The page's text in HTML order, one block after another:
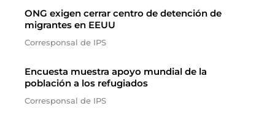
ONG exigen cerrar centro de detención de
migrantes en EEUU
Corresponsal de IPS
Encuesta muestra apoyo mundial de la
población a los refugiados
Corresponsal de IPS